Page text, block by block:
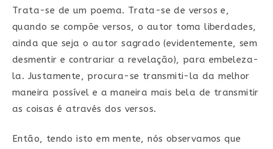
Trata-se de um poema. Trata-se de versos e,
quando se compõe versos, o autor toma liberdades,
ainda que seja o autor sagrado (evidentemente, sem
desmentir e contrariar a revelação), para embeleza-
la. Justamente, procura-se transmiti-la da melhor
maneira possível e a maneira mais bela de transmitir
as coisas é através dos versos.
Então, tendo isto em mente, nós observamos que